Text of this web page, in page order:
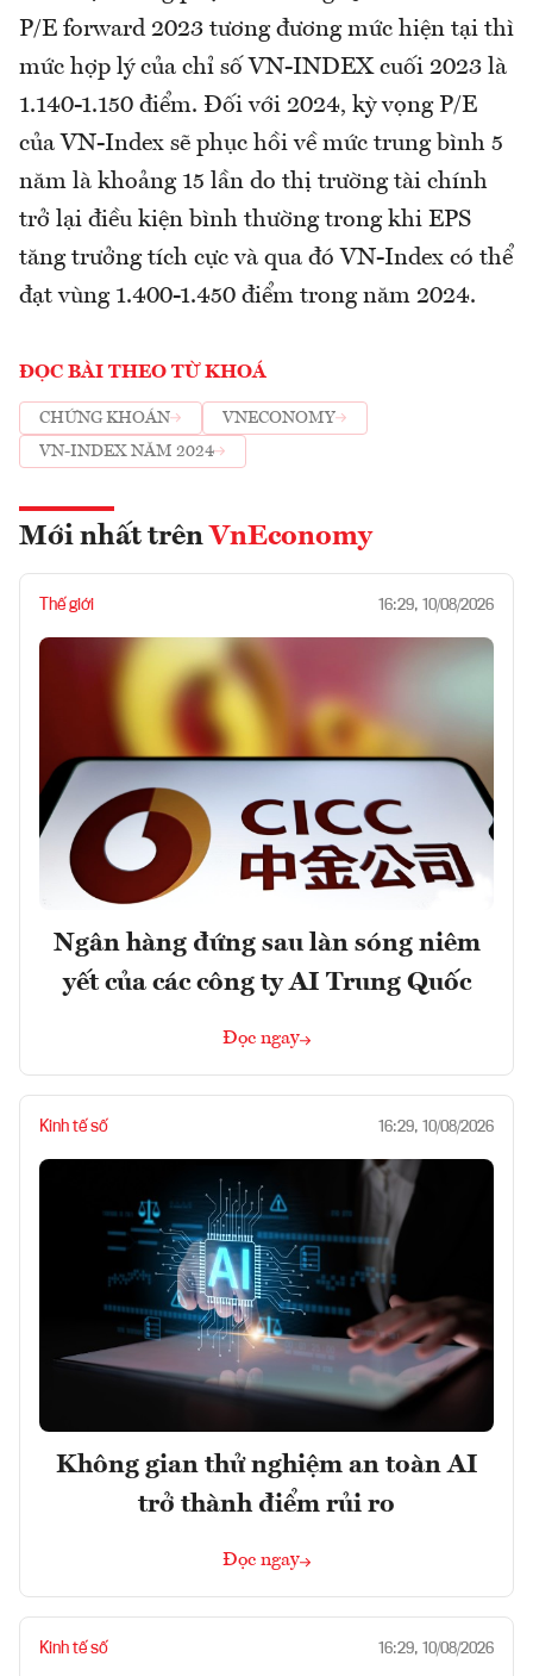
P/E forward 2023 tương đương mức hiện tại thì
mức hợp lý của chỉ số VN-INDEX cuối 2023 là
1.140-1.150 điểm. Đối với 2024, kỳ vọng P/E
của VN-Index sẽ phục hồi về mức trung bình 5
năm là khoảng 15 lần do thị trường tài chính
trở lại điều kiện bình thường trong khi EPS
tăng trưởng tích cực và qua đó VN-Index có thể
đạt vùng 1.400-1.450 điểm trong năm 2024.
ĐỌC BÀI THEO TỪ KHOÁ
CHỨNG KHOÁN
VNECONOMY
VN-INDEX NĂM 2024
Mới nhất trên VnEconomy
Thế giới 16:29, 10/08/2026
Ngân hàng đứng sau làn sóng niêm
yết của các công ty AI Trung Quốc
Đọc ngay
Kinh tế số 16:29, 10/08/2026
Không gian thử nghiệm an toàn AI
trở thành điểm rủi ro
Đọc ngay
Kinh tế số 16:29, 10/08/2026